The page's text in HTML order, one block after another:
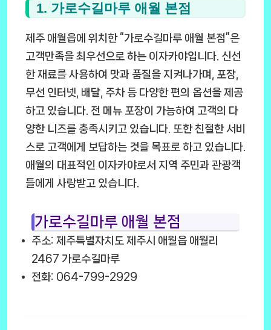
1. 가로수길마루 애월 본점
제주 애월읍에 위치한 “가로수길마루 애월 본점”은
고객만족을 최우선으로 하는 이자카야입니다. 신선
한 재료를 사용하여 맛과 품질을 지켜나가며, 포장,
무선 인터넷, 배달, 주차 등 다양한 편의 옵션을 제공
하고 있습니다. 전 메뉴 포장이 가능하여 고객의 다
양한 니즈를 충족시키고 있습니다. 또한 친절한 서비
스로 고객에게 보답하는 것을 목표로 하고 있습니다.
애월의 대표적인 이자카야로서 지역 주민과 관광객
들에게 사랑받고 있습니다.
가로수길마루 애월 본점
주소: 제주특별자치도 제주시 애월읍 애월리
2467 가로수길마루
전화: 064-799-2929